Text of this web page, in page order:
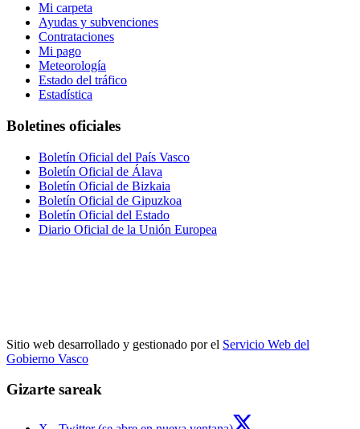
Mi carpeta
Ayudas y subvenciones
Contrataciones
Mi pago
Meteorología
Estado del tráfico
Estadística
Boletines oficiales
Boletín Oficial del País Vasco
Boletín Oficial de Álava
Boletín Oficial de Bizkaia
Boletín Oficial de Gipuzkoa
Boletín Oficial del Estado
Diario Oficial de la Unión Europea
Sitio web desarrollado y gestionado por el Servicio Web del
Gobierno Vasco
Gizarte sareak